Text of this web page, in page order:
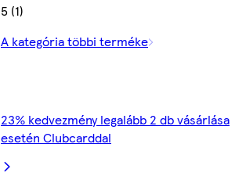
5 (1)
A kategória többi terméke
23% kedvezmény legalább 2 db vásárlása
esetén Clubcarddal